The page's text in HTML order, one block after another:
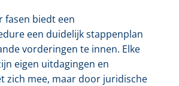
fasen biedt een
een duidelijk stappenplan
vorderingen te innen. Elke
eigen uitdagingen en
zich mee, maar door juridische